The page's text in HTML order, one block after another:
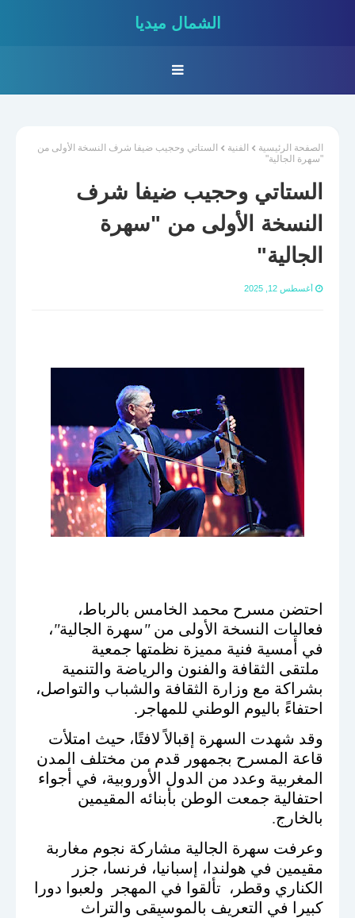
الشمال ميديا
الصفحة الرئيسية الفنية
الستاتي وحجيب ضيفا شرف النسخة الأولى من
"سهرة الجالية"
الستاتي وحجيب ضيفا شرف
النسخة الأولى من "سهرة
الجالية"
أغسطس 12, 2025
احتضن مسرح محمد الخامس بالرباط،
فعاليات النسخة الأولى من"سهرة الجالية"،
في أمسية فنية مميزة نظمتها جمعية
ملتقى الثقافة والفنون والرياضة والتنمية
بشراكة مع وزارة الثقافة والشباب والتواصل،
احتفاءً باليوم الوطني للمهاجر .
وقد شهدت السهرة إقبالاً لافتًا، حيث امتلأت
قاعة المسرح بجمهور قدم من مختلف المدن
المغربية وعدد من الدول الأوروبية، في أجواء
احتفالية جمعت الوطن بأبنائه المقيمين
بالخارج.
وعرفت سهرة الجالية مشاركة نجوم مغاربة
مقيمين في هولندا، إسبانيا، فرنسا، جزر
الكناري وقطر، تألقوا في المهجر ولعبوا دورا
كبيرا في التعريف بالموسيقى والتراث